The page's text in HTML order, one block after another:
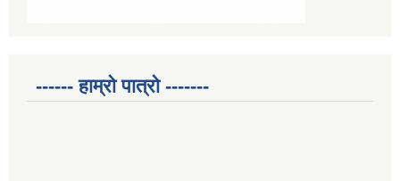
------ हाम्रो पात्रो -------